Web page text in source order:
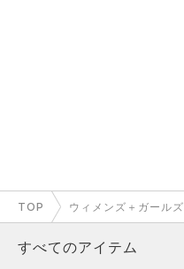
TOP ウィメンズ＋ガールズ
すべてのアイテム